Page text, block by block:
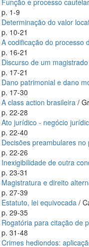
Função e processo
p. 1-9
Determinação do valor
p. 10-21
A codificação do processo
p. 16-21
Discurso de um magistrado
p. 17-21
Dano patrimonial e dano
p. 17-30
A class action brasileira /
p. 22-28
Ato jurídico - negócio
p. 22-40
Decisões preambulares
p. 22-26
Inexigibilidade de outra
p. 23-31
Magistratura e direito
p. 27-39
Estatuto, lei equivocada /
p. 29-35
Rogatória para citação de
p. 31-48
Crimes hediondos: